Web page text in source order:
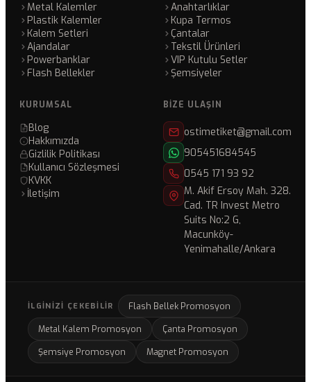
Metal Kalemler
Plastik Kalemler
Kalem Setleri
Ajandalar
Powerbanklar
Flash Bellekler
Anahtarlıklar
Kupa Termos
Çantalar
Tekstil Ürünleri
VIP Kutulu Setler
Şemsiyeler
KURUMSAL
Blog
Hakkımızda
Gizlilik Politikası
Kullanıcı Sözleşmesi
KVKK
İletişim
BIZE ULAŞIN
ostimetiket@gmail.com
905451684545
0545 171 93 92
M. Akif Ersoy Mah. 328.
Cad. TR Invest Metro
Suits No:2 G,
Macunköy-
Yenimahalle/Ankara
İLGINIZI ÇEKEBILIR
Flash Bellek Promosyon
Metal Kalem Promosyon
Çanta Promosyon
Şemsiye Promosyon
Magnet Promosyon